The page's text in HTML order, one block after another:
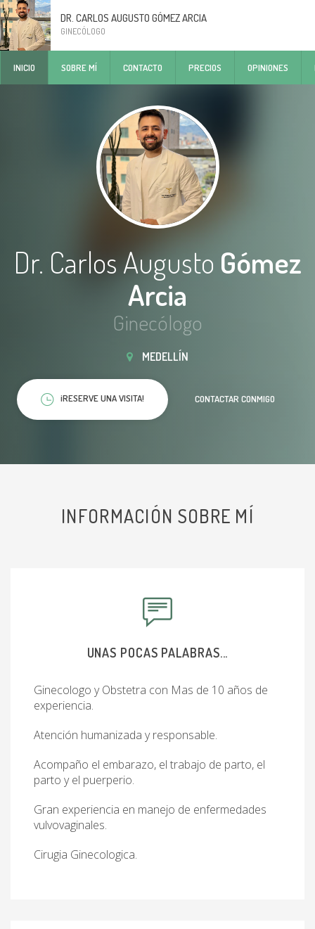
DR. CARLOS AUGUSTO GÓMEZ ARCIA
GINECÓLOGO
INICIO SOBRE MÍ CONTACTO PRECIOS OPINIONES
Dr. Carlos Augusto Gómez
Arcia
Ginecólogo
MEDELLÍN
¡RESERVE UNA VISITA! CONTACTAR CONMIGO
INFORMACIÓN SOBRE MÍ
UNAS POCAS PALABRAS...
Ginecologo y Obstetra con Mas de 10 años de
experiencia.
Atención humanizada y responsable.
Acompaño el embarazo, el trabajo de parto, el
parto y el puerperio.
Gran experiencia en manejo de enfermedades
vulvovaginales.
Cirugia Ginecologica.